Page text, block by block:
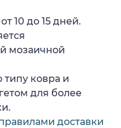
10 до 15 дней.
мозаичной
типу ковра и
для более
доставки